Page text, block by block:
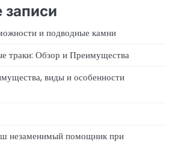
и подводные камни
траки: Обзор и Преимущества
виды и особенности
незаменимый помощник при